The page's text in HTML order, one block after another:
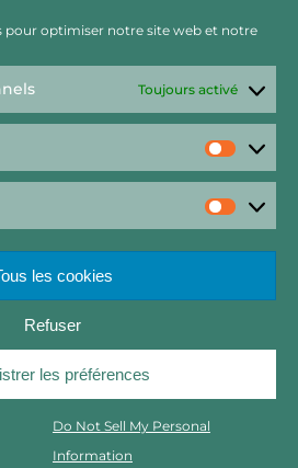
pour optimiser notre site web et notre
Toujours activé
les cookies
Refuser
les préférences
Do Not Sell My Personal
Information
// Graphisme Viktor Salamandre